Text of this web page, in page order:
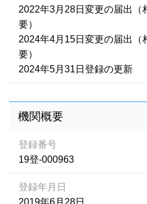
2022年3月28日変更の届出（
要）
2024年4月15日変更の届出（
要）
2024年5月31日登録の更新
機関概要
登録番号
19登-000963
登録年月日
2019年6月28日